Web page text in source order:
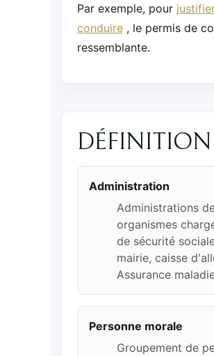
Par exemple, pour
conduire, le permis de
ressemblante.
Administration
Administrations
organismes
de sécurité
mairie, caisse
Assurance
Personne morale
Groupement de